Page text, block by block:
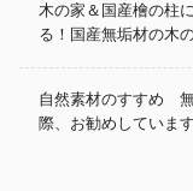
木の家＆国産檜の柱
る！国産無垢材の木
自然素材のすすめ
際、お勧めしています